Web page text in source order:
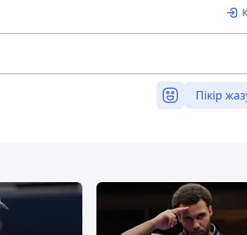
Пікір